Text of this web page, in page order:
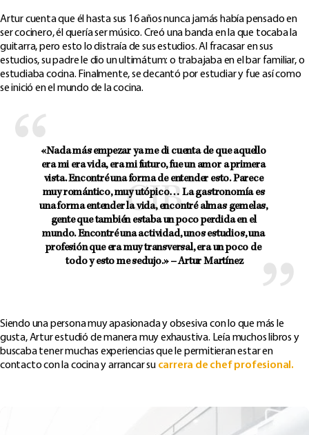
Artur cuenta que él hasta sus 16 años nunca jamás había pensado en
ser cocinero, él quería ser músico. Creó una banda en la que tocaba la
guitarra, pero esto lo distraía de sus estudios. Al fracasar en sus
estudios, su padre le dio un ultimátum: o trabajaba en el bar familiar, o
estudiaba cocina. Finalmente, se decantó por estudiar y fue así como
se inició en el mundo de la cocina.
«Nada más empezar ya me di cuenta de que aquello
era mi era vida, era mi futuro, fue un amor a primera
vista. Encontré una forma de entender esto. Parece
muy romántico, muy utópico… La gastronomía es
una forma entender la vida, encontré almas gemelas,
gente que también estaba un poco perdida en el
mundo. Encontré una actividad, unos estudios, una
profesión que era muy transversal, era un poco de
todo y esto me sedujo.» – Artur Martínez
Siendo una persona muy apasionada y obsesiva con lo que más le
gusta, Artur estudió de manera muy exhaustiva. Leía muchos libros y
buscaba tener muchas experiencias que le permitieran estar en
contacto con la cocina y arrancar su carrera de chef profesional.